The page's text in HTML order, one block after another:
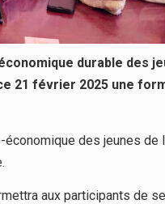
durable des
21 février 2025 une
des jeunes de
aux participants de